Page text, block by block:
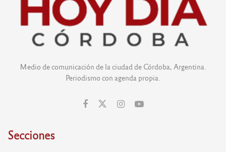
Medio de comunicación de la ciudad de Córdoba, Argentina.
Periodismo con agenda propia.
Secciones